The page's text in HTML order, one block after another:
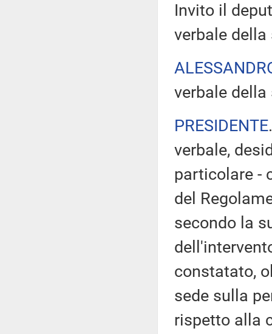
Invito il
verbale della
verbale
PRESIDENTE
verbale,
particolare -
del
secondo la
constatato,
sede sulla
rispetto alla